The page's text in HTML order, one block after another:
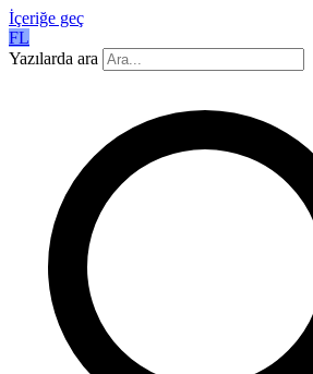
İçeriğe geç
FL
Yazılarda ara